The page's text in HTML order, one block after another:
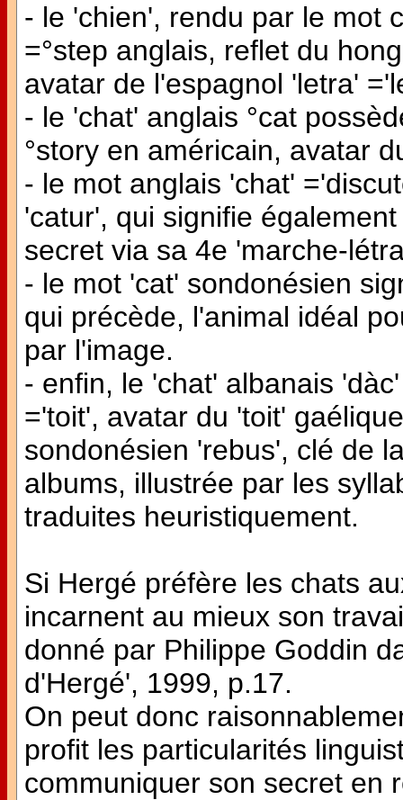
- le 'chien', rendu par le mot
=°step anglais, reflet du
avatar de l'espagnol 'letra'
- le 'chat' anglais °cat
°story en américain, avatar
- le mot anglais 'chat'
'catur', qui signifie
secret via sa 4e 'marche-
- le mot 'cat' sondonésien
qui précède, l'animal idéal
par l'image.
- enfin, le 'chat' albanais
='toit', avatar du 'toit'
sondonésien 'rebus', clé de
albums, illustrée par les
traduites heuristiquement.
Si Hergé préfère les chats
incarnent au mieux son
donné par Philippe Goddin
d'Hergé', 1999, p.17.
On peut donc
profit les particularités
communiquer son secret en